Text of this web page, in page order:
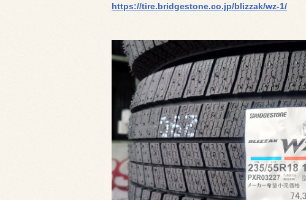
https://tire.bridgestone.co.jp/blizzak/wz-1/